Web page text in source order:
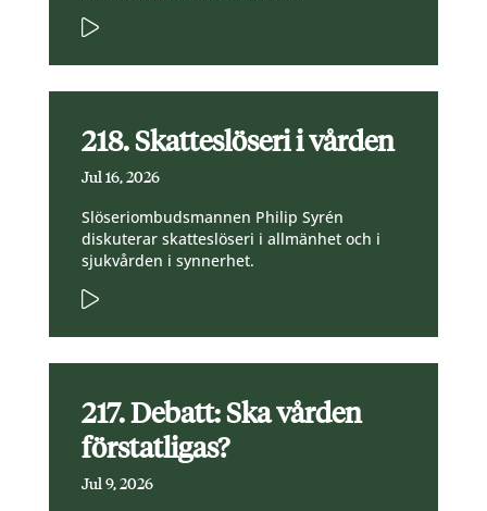
218. Skatteslöseri i vården
Jul 16, 2026
Slöseriombudsmannen Philip Syrén
diskuterar skatteslöseri i allmänhet och i
sjukvården i synnerhet.
217. Debatt: Ska vården
förstatligas?
Jul 9, 2026